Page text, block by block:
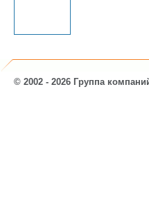
© 2002 - 2026 Группа